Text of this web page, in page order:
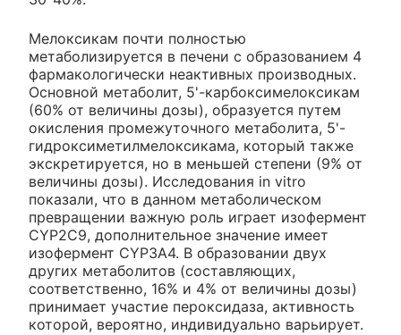
Мелоксикам почти полностью
метаболизируется в печени с образованием 4
фармакологически неактивных производных.
Основной метаболит, 5'-карбоксимелоксикам
(60% от величины дозы), образуется путем
окисления промежуточного метаболита, 5'-
гидроксиметилмелоксикама, который также
экскретируется, но в меньшей степени (9% от
величины дозы). Исследования in vitro
показали, что в данном метаболическом
превращении важную роль играет изофермент
CYP2C9, дополнительное значение имеет
изофермент CYP3A4. В образовании двух
других метаболитов (составляющих,
соответственно, 16% и 4% от величины дозы)
принимает участие пероксидаза, активность
которой, вероятно, индивидуально варьирует.